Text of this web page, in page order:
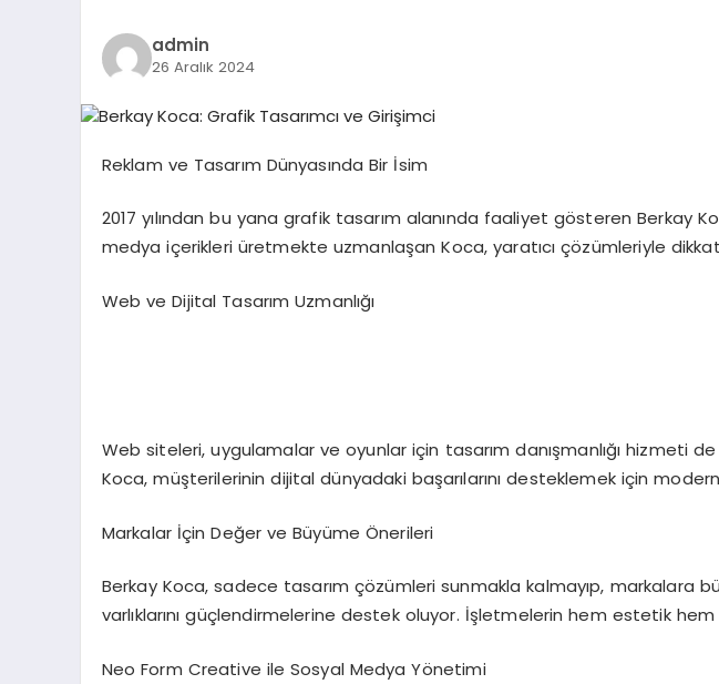
admin
26 Aralık 2024
Reklam ve Tasarım Dünyasında Bir İsim
2017 yılından bu yana grafik tasarım alanında faaliyet gösteren Berkay
medya içerikleri üretmekte uzmanlaşan Koca, yaratıcı çözümleriyle
Web ve Dijital Tasarım Uzmanlığı
Web siteleri, uygulamalar ve oyunlar için tasarım danışmanlığı hizmeti
Koca, müşterilerinin dijital dünyadaki başarılarını desteklemek için
Markalar İçin Değer ve Büyüme Önerileri
Berkay Koca, sadece tasarım çözümleri sunmakla kalmayıp, markalara
varlıklarını güçlendirmelerine destek oluyor. İşletmelerin hem estetik
Neo Form Creative ile Sosyal Medya Yönetimi